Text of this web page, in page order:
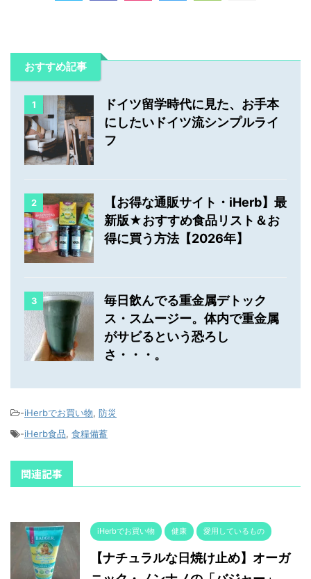
おすすめ記事
1
ドイツ留学時代に見た、お手本
にしたいドイツ流シンプルライ
フ
2
【お得な通販サイト・iHerb】最
新版★おすすめ食品リスト＆お
得に買う方法【2026年】
3
毎日飲んでる重金属デトック
ス・スムージー。体内で重金属
がサビるという恐ろし
さ・・・。
-iHerbでお買い物, 防災
-iHerb食品, 食糧備蓄
関連記事
iHerbでお買い物 健康 愛用しているもの
【ナチュラルな日焼け止め】オーガ